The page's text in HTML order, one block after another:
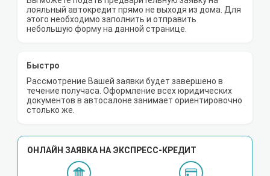
лояльный автокредит прямо не выходя из дома. Для
этого необходимо заполнить и отправить
небольшую форму на данной странице.
Быстро
Рассмотрение Вашей заявки будет завершено в
течение получаса. Оформление всех юридических
документов в автосалоне занимает ориентировочно
столько же.
ОНЛАЙН ЗАЯВКА НА ЭКСПРЕСС-КРЕДИТ